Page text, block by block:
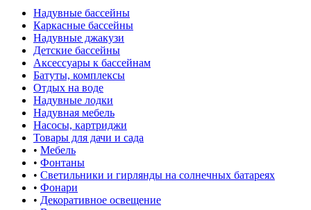
Надувные бассейны
Каркасные бассейны
Надувные джакузи
Детские бассейны
Аксессуары к бассейнам
Батуты, комплексы
Отдых на воде
Надувные лодки
Надувная мебель
Насосы, картриджи
Товары для дачи и сада
• Мебель
• Фонтаны
• Светильники и гирлянды на солнечных батареях
• Фонари
• Декоративное освещение